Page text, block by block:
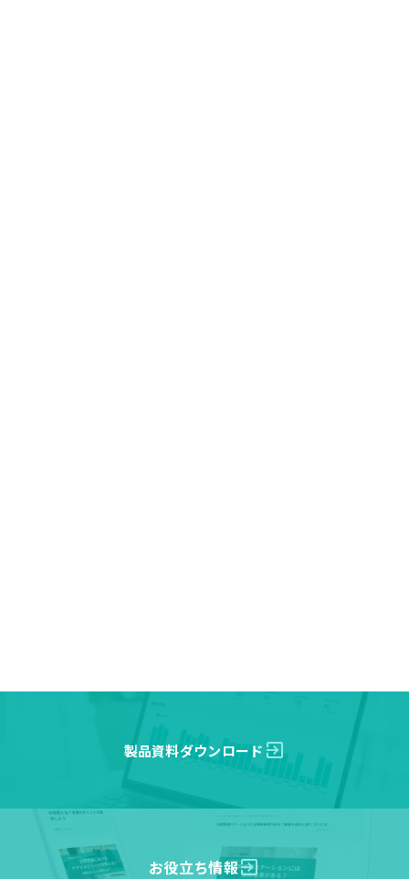
製品資料ダウンロード exit_to_app
お役立ち情報exit_to_app